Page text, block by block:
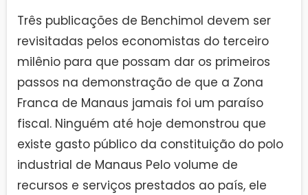
Três publicações de Benchimol devem ser
revisitadas pelos economistas do terceiro
milênio para que possam dar os primeiros
passos na demonstração de que a Zona
Franca de Manaus jamais foi um paraíso
fiscal. Ninguém até hoje demonstrou que
existe gasto público da constituição do polo
industrial de Manaus Pelo volume de
recursos e serviços prestados ao país, ele